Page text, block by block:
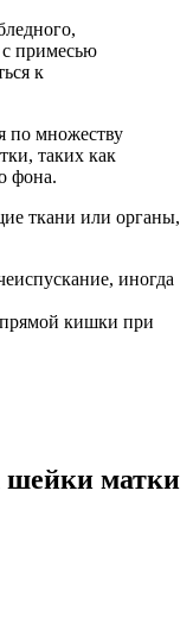
с примесью
к
по множеству
таких как
фона.
ткани или органы,
иногда
прямой кишки при
шейки матки